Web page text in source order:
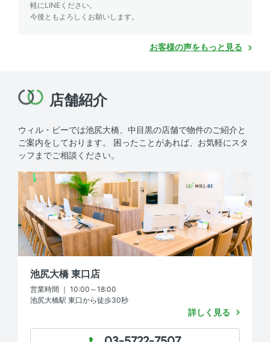
軽にLINEください。
今後ともよろしくお願いします。
お客様の声をもっと見る
店舗紹介
ウィル・ビーでは池尻大橋、中目黒の店舗で物件のご紹介と
ご案内をしております。
困ったことがあれば、お気軽にスタ
ッフまでご相談ください。
池尻大橋 東口店
営業時間 ｜ 10:00～18:00
池尻大橋駅 東口から徒歩30秒
詳しく見る